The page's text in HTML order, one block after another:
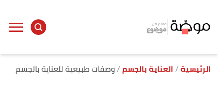
الرئيسية العناية بالجسم وصفات طبيعية للعناية بالجسم